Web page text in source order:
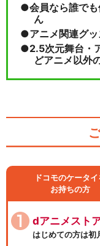
会員なら誰で
ん
アニメ関連グ
2.5次元舞台・
どアニメ以外
ドコモのケータイ
お持ちの方
dアニメスト
はじめての方は初